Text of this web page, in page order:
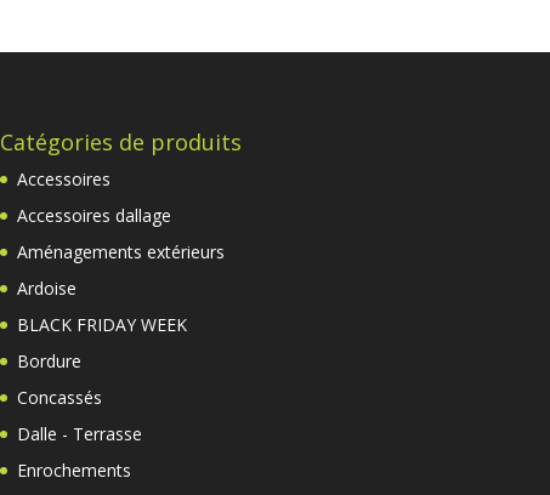
Catégories de produits
Accessoires
Accessoires dallage
Aménagements extérieurs
Ardoise
BLACK FRIDAY WEEK
Bordure
Concassés
Dalle - Terrasse
Enrochements